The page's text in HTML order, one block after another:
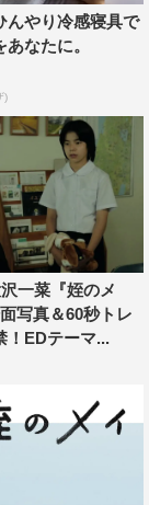
2022年）で主
『季節の
大沢一菜が
んやり冷感寝具で
なたに。
)
一菜『姪のメ
写真＆60秒トレ
！EDテーマ...